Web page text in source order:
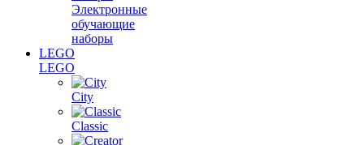
Электронные
обучающие
наборы
LEGO
LEGO
City
Classic